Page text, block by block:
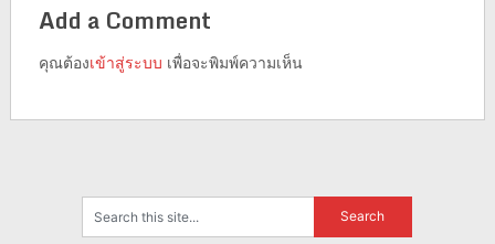
Add a Comment
คุณต้องเข้าสู่ระบบ เพื่อจะพิมพ์ความเห็น